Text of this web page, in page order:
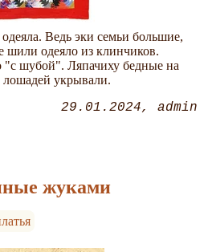
Ведь эки семьи большие,
шили одеяло из клинчиков.
"с шубой". Ляпачиху бедные на
лошадей укрывали.
29.01.2024 admin
жуками